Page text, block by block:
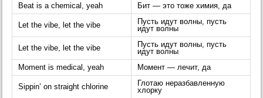
Beat is a chemical, yeah
Бит — это тоже химия, да
Let the vibe, let the vibe
Пусть идут волны, пусть
идут волны
Let the vibe, let the vibe
Пусть идут волны, пусть
идут волны
Moment is medical, yeah
Момент — лечит, да
Sippin’ on straight chlorine
Глотаю неразбавленную
хлорку